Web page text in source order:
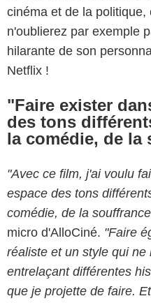
cinéma et de la
n'oublierez par exemple
hilarante de son
Netflix !
"Faire exister
des tons
la comédie, de la
"Avec ce film, j'ai voulu
espace des tons
comédie, de la
micro d'AlloCiné. "Faire
réaliste et un style qui ne
entrelaçant différentes
que je projette de faire.